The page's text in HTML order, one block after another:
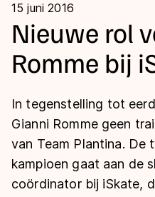
Kalender
Disciplines
Langebaan
Shorttrack
Inlineskaten
Uitslagen
Langebaan
Shorttrack
Marathon
Tijden & historie
Ranglijsten Langebaan
15 juni 2016
Nieuwe rol
Romme bij
In tegenstelling tot
Gianni Romme geen
van Team Plantina. De
kampioen gaat aan de
coördinator bij iSkate,